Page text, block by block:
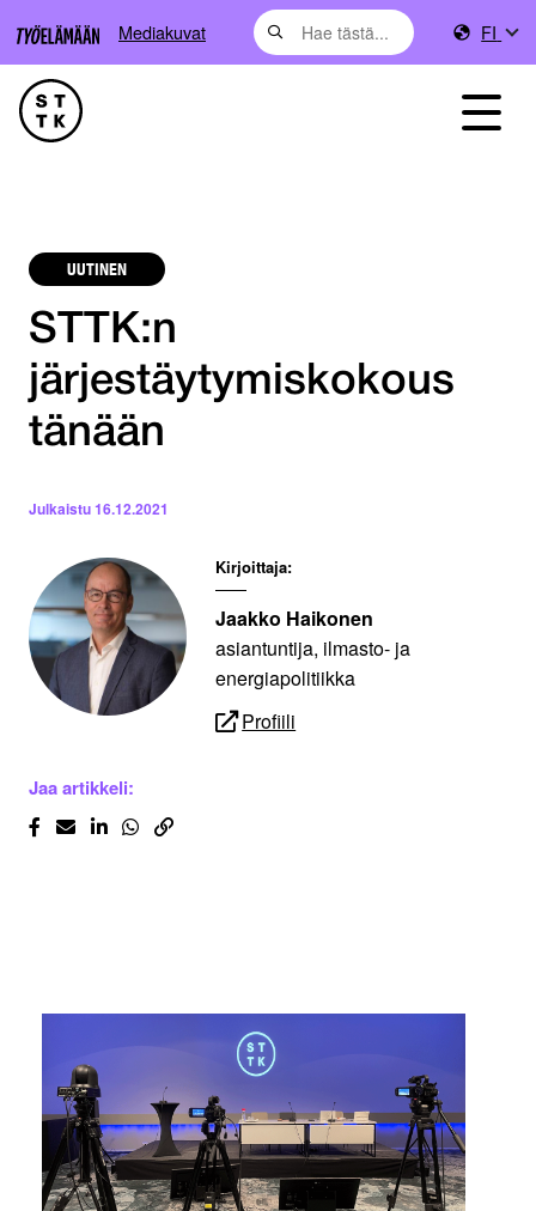
Mediakuvat FI
UUTINEN
STTK:n
järjestäytymiskokous
tänään
Julkaistu16.12.2021
Kirjoittaja:
Jaakko Haikonen
asiantuntija, ilmasto- ja
energiapolitiikka
Profiili
Jaa artikkeli: